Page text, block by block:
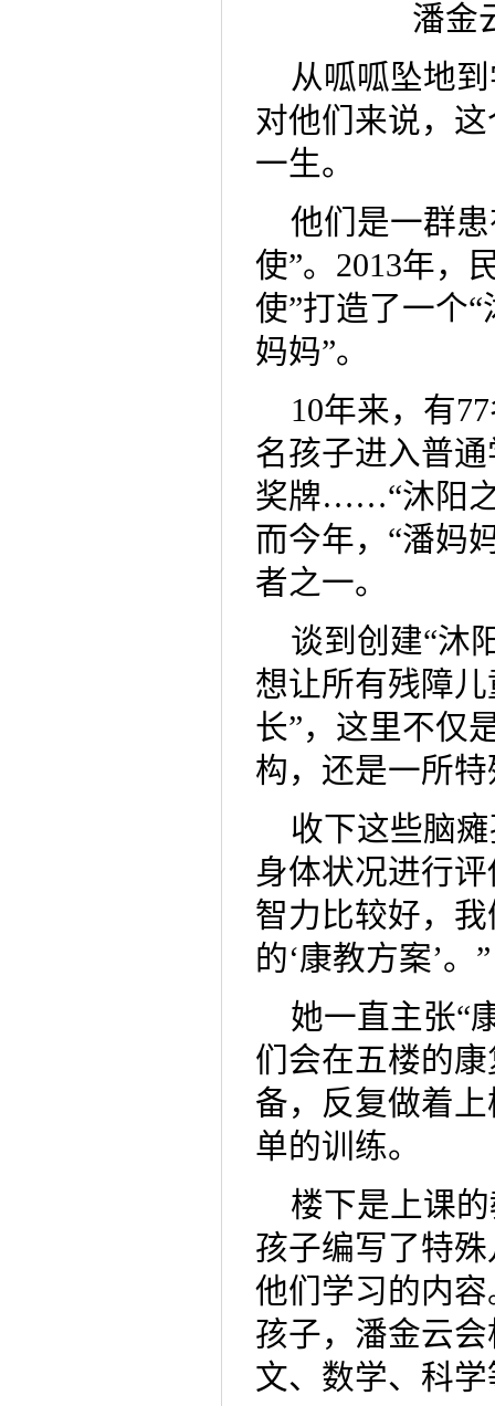
潘金
从呱呱坠地
对他们来说，
一生。
他们是一群
使”。2013年，
使”打造了一个
妈妈”。
10年来，有
名孩子进入普
奖牌……“沐阳之
而今年，“潘妈
者之一。
谈到创建“沐
想让所有残障
长”，这里不仅
构，还是一所
收下这些脑
身体状况进行
智力比较好，
的‘康教方案’。”
她一直主张“
们会在五楼的
备，反复做着
单的训练。
楼下是上课
孩子编写了特
他们学习的内
孩子，潘金云
文、数学、科